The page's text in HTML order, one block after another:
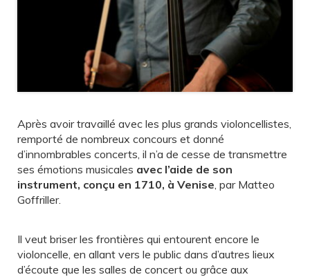
Après avoir travaillé avec les plus grands violoncellistes,
remporté de nombreux concours et donné
d’innombrables concerts, il n’a de cesse de transmettre
ses émotions musicales avec l’aide de son
instrument, conçu en 1710, à Venise, par Matteo
Goffriller.
Il veut briser les frontières qui entourent encore le
violoncelle, en allant vers le public dans d’autres lieux
d’écoute que les salles de concert ou grâce aux